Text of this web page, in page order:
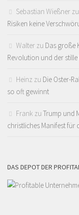
Sebastian Wießner zu
Risiken keine
Walter zu Das große
Revolution und der
Heinz zu Die Oster-
so oft gewinnt
Frank zu Trump und
christliches Manifest für
DAS DEPOT DER